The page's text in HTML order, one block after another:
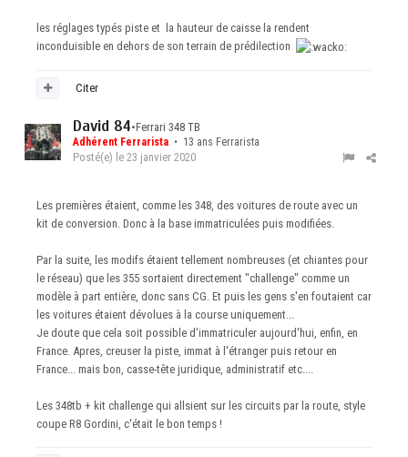
les réglages typés piste et la hauteur de caisse la rendent
inconduisible en dehors de son terrain de prédilection
Citer
David 84•Ferrari 348 TB
Adhérent Ferrarista • 13 ans Ferrarista
Posté(e) le 23 janvier 2020
Les premières étaient, comme les 348, des voitures de route avec un
kit de conversion. Donc à la base immatriculées puis modifiées.
Par la suite, les modifs étaient tellement nombreuses (et chiantes pour
le réseau) que les 355 sortaient directement "challenge" comme un
modèle à part entière, donc sans CG. Et puis les gens s'en foutaient car
les voitures étaient dévolues à la course uniquement...
Je doute que cela soit possible d'immatriculer aujourd'hui, enfin, en
France. Apres, creuser la piste, immat à l'étranger puis retour en
France... mais bon, casse-tête juridique, administratif etc....
Les 348tb + kit challenge qui allsient sur les circuits par la route, style
coupe R8 Gordini, c'était le bon temps !